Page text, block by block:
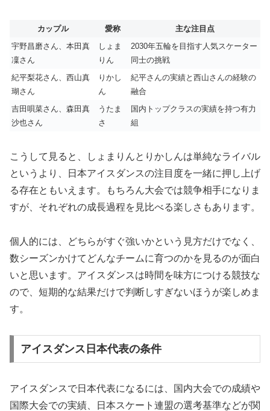
カップル 愛称
主な注目点
宇野昌磨さん、本田真
凜さん
しょま
りん
2030年五輪を目指す人気スケーター
同士の挑戦
紀平梨花さん、西山真
瑚さん
りかし
ん
紀平さんの実績と西山さんの経験の
融合
吉田唄菜さん、森田真
沙也さん
うたま
さ
国内トップクラスの実績を持つ有力
組
こうして見ると、しょまりんとりかしんは単純なライバル
というより、日本アイスダンスの注目度を一緒に押し上げ
る存在ともいえます。もちろん大会では競争相手になりま
すが、それぞれの成長過程を見比べる楽しさもあります。
個人的には、どちらがすぐ強いかという見方だけでなく、
数シーズンかけてどんなチームに育つのかを見るのが面白
いと思います。アイスダンスは時間を味方につける競技な
ので、短期的な結果だけで判断しすぎないほうが楽しめま
す。
アイスダンス日本代表の条件
アイスダンスで日本代表になるには、国内大会での成績や
国際大会での実績、日本スケート連盟の選考基準などが関